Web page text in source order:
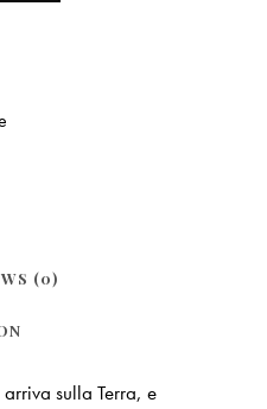
(0)
sulla Terra, e